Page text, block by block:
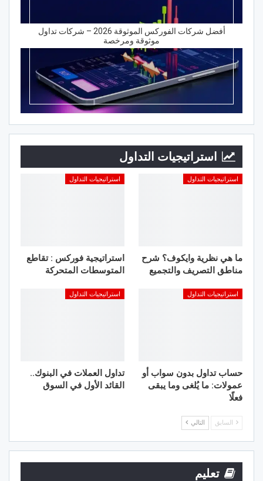
أفضل شركات الفوركس الموثوقة 2026 – شركات تداول
موثوقة ومرخصة
استراتيجيات التداول
استراتيجيات التداول
ما هي نظرية وايكوف؟ شرح
مناطق التصريف والتجميع
استراتيجيات التداول
استراتيجية فوركس : تقاطع
المتوسطات المتحركة
استراتيجيات التداول
حساب تداول بدون سواب أو
عمولات: ما يُلغى وما يبقى
فعلًا
استراتيجيات التداول
تداول العملات في البنوك..
القائد الأول في السوق
السابق التالي
تعليم